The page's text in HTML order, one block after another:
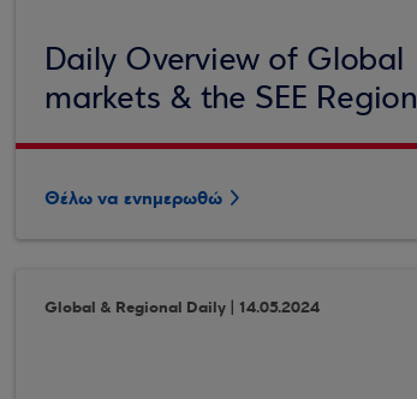
Daily Overview of Global
markets & the SEE Region
Θέλω να ενημερωθώ
Global & Regional Daily | 14.05.2024